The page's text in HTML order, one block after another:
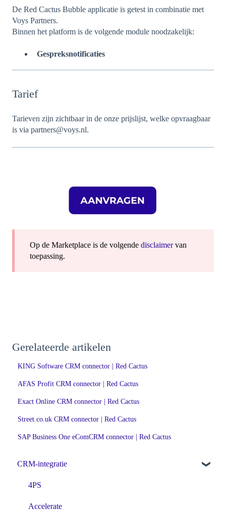
De Red Cactus Bubble applicatie is getest in combinatie met
Voys Partners.
Binnen het platform is de volgende module noodzakelijk:
Gespreksnotificaties
Tarief
Tarieven zijn zichtbaar in de onze prijslijst, welke opvraagbaar
is via partners@voys.nl.
Op de Marketplace is de volgende disclaimervan
toepassing.
Gerelateerde artikelen
KING Software CRM connector | Red Cactus
AFAS Profit CRM connector | Red Cactus
Exact Online CRM connector | Red Cactus
Street.co.uk CRM connector | Red Cactus
SAP Business One eComCRM connector | Red Cactus
CRM-integratie
4PS
Accelerate